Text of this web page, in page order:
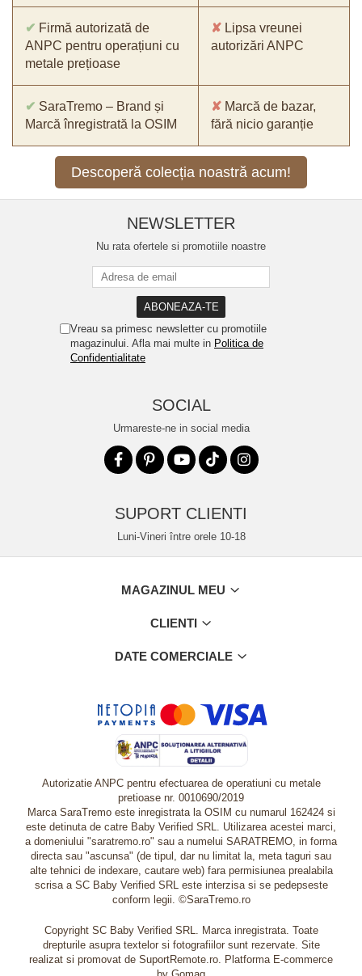
✔ Firmă autorizată de
ANPC pentru operațiuni cu
metale prețioase
✘ Lipsa vreunei
autorizări ANPC
✔ SaraTremo – Brand și
Marcă înregistrată la OSIM
✘ Marcă de bazar,
fără nicio garanție
Descoperă colecția noastră acum!
NEWSLETTER
Nu rata ofertele si promotiile noastre
Vreau sa primesc newsletter cu promotiile
magazinului. Afla mai multe in Politica de
Confidentialitate
SOCIAL
Urmareste-ne in social media
SUPORT CLIENTI
Luni-Vineri între orele 10-18
MAGAZINUL MEU
CLIENTI
DATE COMERCIALE
Autorizatie ANPC pentru efectuarea de operatiuni cu metale
pretioase nr. 0010690/2019
Marca SaraTremo este inregistrata la OSIM cu numarul 162424 si
este detinuta de catre Baby Verified SRL. Utilizarea acestei marci,
a domeniului "saratremo.ro" sau a numelui SARATREMO, in forma
directa sau "ascunsa" (de tipul, dar nu limitat la, meta taguri sau
alte tehnici de indexare, cautare web) fara permisiunea prealabila
scrisa a SC Baby Verified SRL este interzisa si se pedepseste
conform legii. ©SaraTremo.ro
Copyright SC Baby Verified SRL. Marca inregistrata. Toate
drepturile asupra textelor si fotografiilor sunt rezervate. Site
realizat si promovat de SuportRemote.ro. Platforma E-commerce